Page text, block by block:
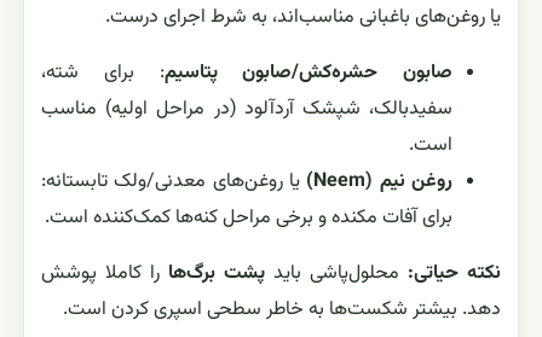
یا روغن‌های باغبانی مناسب‌اند، به شرط اجرای درست.
صابون حشره‌کش/صابون پتاسیم: برای شته،
سفیدبالک، شپشک آردآلود (در مراحل اولیه) مناسب
است.
روغن نیم (Neem)
یا روغن‌های معدنی/ولک تابستانه:
برای آفات مکنده و برخی مراحل کنه‌ها کمک‌کننده است.
نکته حیاتی: محلول‌پاشی باید پشت برگ‌ها را کاملا پوشش
دهد. بیشتر شکست‌ها به خاطر سطحی اسپری کردن است.